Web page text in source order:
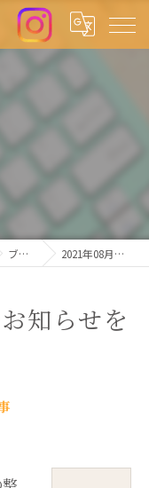
ブログ 2021年08月の記事
知らせを